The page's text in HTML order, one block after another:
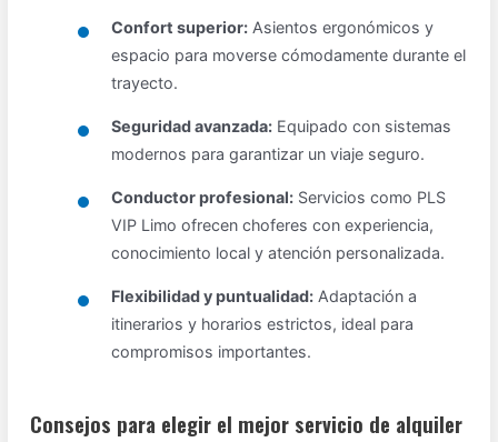
Confort superior: Asientos ergonómicos y
espacio para moverse cómodamente durante el
trayecto.
Seguridad avanzada: Equipado con sistemas
modernos para garantizar un viaje seguro.
Conductor profesional: Servicios como PLS
VIP Limo ofrecen choferes con experiencia,
conocimiento local y atención personalizada.
Flexibilidad y puntualidad: Adaptación a
itinerarios y horarios estrictos, ideal para
compromisos importantes.
Consejos para elegir el mejor servicio de alquiler